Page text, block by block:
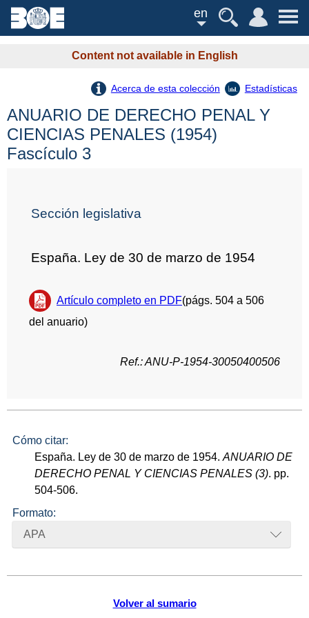
en
Content not available in English
Acerca de esta colección Estadísticas
Volver al sumario
ANUARIO DE DERECHO PENAL Y
CIENCIAS PENALES (1954)
Fascículo 3
Sección legislativa
España. Ley de 30 de marzo de 1954
Artículo completo en PDF(págs. 504 a 506
del anuario)
Ref.: ANU-P-1954-30050400506
Cómo citar:
España. Ley de 30 de marzo de 1954.ANUARIO DE
DERECHO PENAL Y CIENCIAS PENALES (3). pp.
504-506.
Formato:
APA